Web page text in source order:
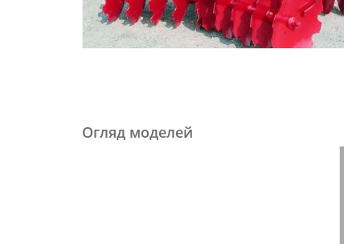
Огляд моделей